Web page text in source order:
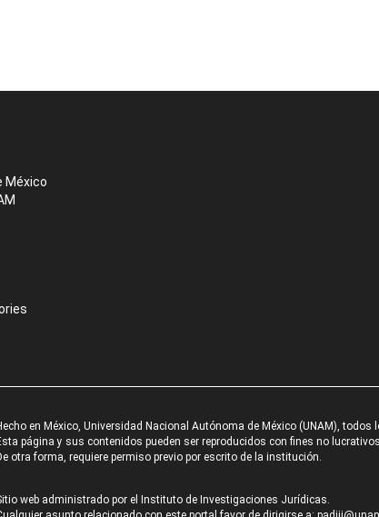
México
en México, Universidad Nacional Autónoma de México (UNAM), todos
página y sus contenidos pueden ser reproducidos con fines no
otra forma, requiere permiso previo por escrito de la institución.
web administrado por el Instituto de Investigaciones Jurídicas.